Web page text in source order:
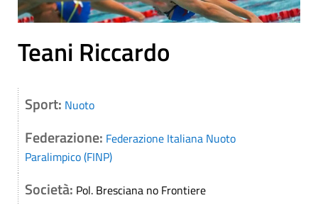
Teani Riccardo
Sport: Nuoto
Federazione: Federazione Italiana Nuoto
Paralimpico (FINP)
Società: Pol. Bresciana no Frontiere